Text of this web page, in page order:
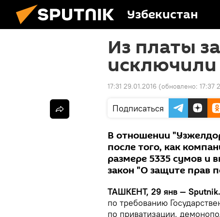
Узбекистан
Из платы
17:31 29.01.2016 (обновлено: 17:37
Подписаться
В отношении
после того, как
размере 5335 сумов и
закон "О защите прав
ТАШКЕНТ, 29 янв — Sputnik.
по требованию
по приватизации,